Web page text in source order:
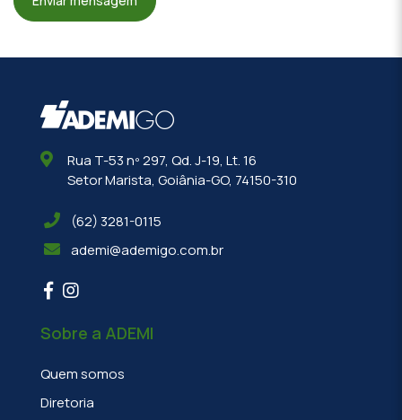
Rua T-53 nº 297, Qd. J-19, Lt. 16
Setor Marista, Goiânia-GO, 74150-310
(62) 3281-0115
ademi@ademigo.com.br
Sobre a ADEMI
Quem somos
Diretoria